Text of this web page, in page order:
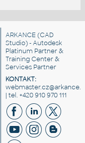
ARKANCE (CAD
Studio) - Autodesk
Platinum Partner &
Training Center &
Services Partner
KONTAKT:
| tel. +420 910 970 111